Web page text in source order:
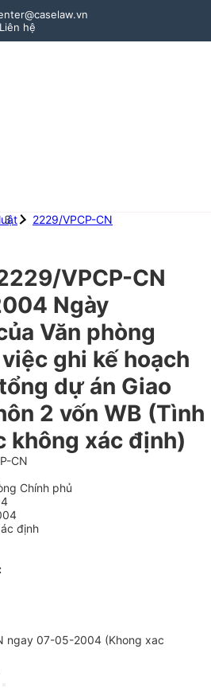
Liên hệ
2229/VPCP-CN
VPCP-CN
Ngày
Văn phòng
ghi kế hoạch
dự án Giao
2 vốn WB (Tình
không xác định)
CN
Chính phủ
định
ngay 07-05-2004 (Khong xac